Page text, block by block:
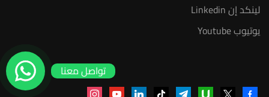
لينكد إن Linkedin
يوتيوب Youtube
facebook-
x
udemy
telegram
tiktok
linkedin
youtube
instagram
تواصل معنا